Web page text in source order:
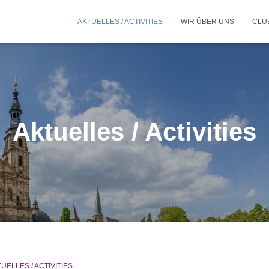
AKTUELLES / ACTIVITIES WIR ÜBER UNS
Aktuelles / Activities
/ ACTIVITIES